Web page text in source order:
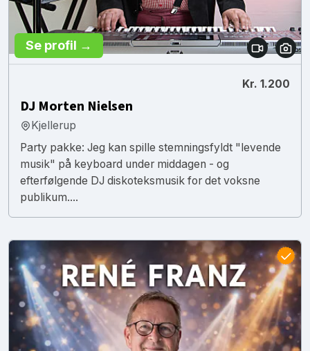
Se profil →
Kr. 1.200
DJ Morten Nielsen
Kjellerup
Party pakke: Jeg kan spille stemningsfyldt "levende
musik" på keyboard under middagen - og
efterfølgende DJ diskoteksmusik for det voksne
publikum....